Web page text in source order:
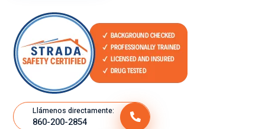
Llámenos directamente:
860-200-2854